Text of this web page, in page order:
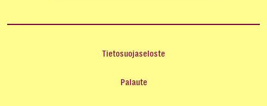
Tietosuojaseloste
Palaute